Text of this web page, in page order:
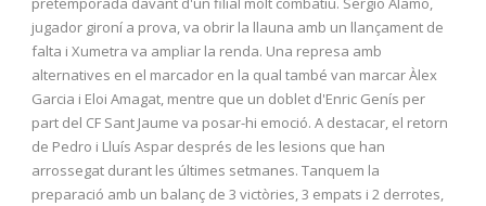
jugador gironí a prova, va obrir la llauna amb un llançament de
falta i Xumetra va ampliar la renda. Una represa amb
alternatives en el marcador en la qual també van marcar Àlex
Garcia i Eloi Amagat, mentre que un doblet d'Enric Genís per
part del CF Sant Jaume va posar-hi emoció. A destacar, el retorn
de Pedro i Lluís Aspar després de les lesions que han
arrossegat durant les últimes setmanes. Tanquem la
preparació amb un balanç de 3 victòries, 3 empats i 2 derrotes,